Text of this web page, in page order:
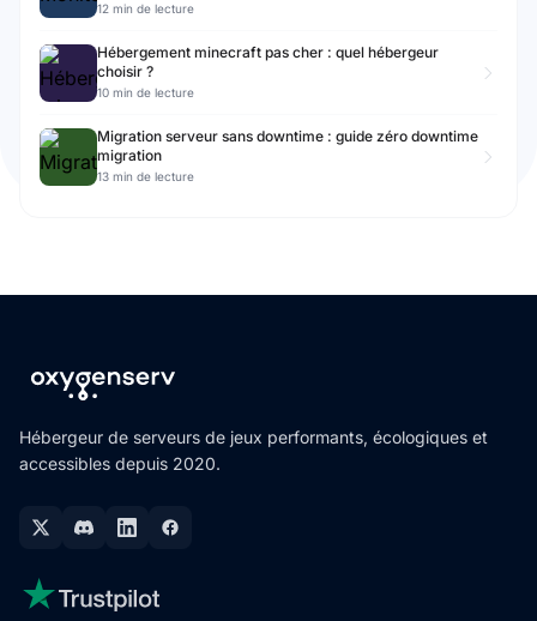
12 min de lecture
Hébergement minecraft pas cher : quel hébergeur
choisir ?
10 min de lecture
Migration serveur sans downtime : guide zéro downtime
migration
13 min de lecture
Hébergeur de serveurs de jeux performants, écologiques et
accessibles depuis 2020.